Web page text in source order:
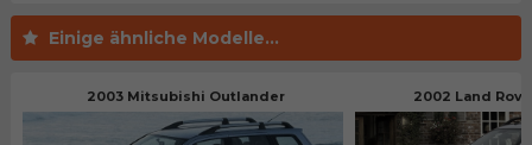
Einige ähnliche Modelle...
2003 Mitsubishi Outlander 2002 Land